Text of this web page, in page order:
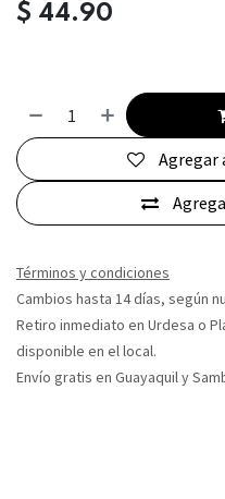
$ 44.90
Agregar
Términos y condiciones
Cambios hasta 14 días, según
Retiro inmediato en Urdesa o
disponible en el local.
Envío gratis en Guayaquil y